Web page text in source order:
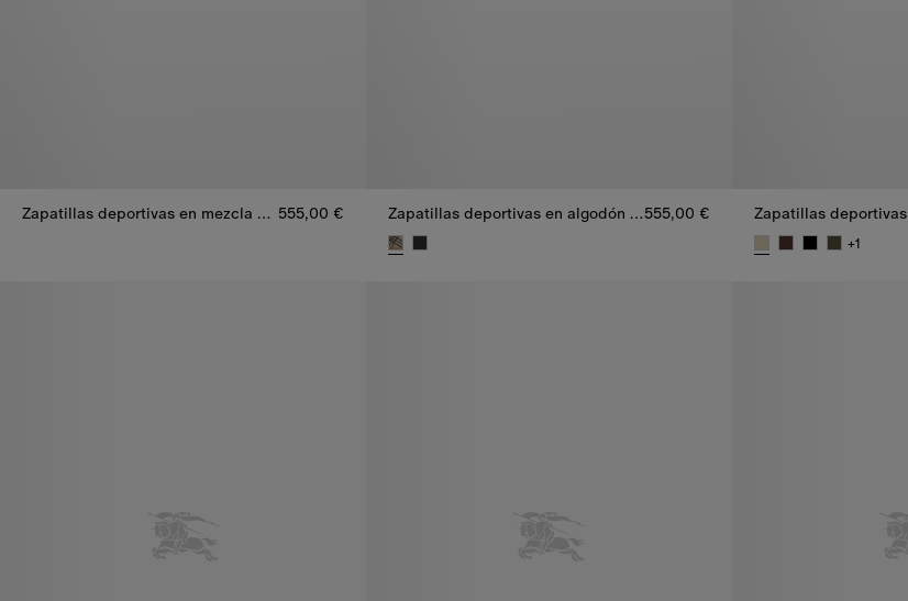
Zapatillas deportivas en mezcla de nailon Check 555,00 €
Zapatillas deportivas en mezcla de nailon Check, 555,00 €
Zapatillas deportivas en algodón Check555,00 €
+1